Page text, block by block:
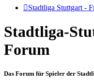
Stadtliga Stuttgart -
Stadtliga-
Forum
Das Forum für Spieler der